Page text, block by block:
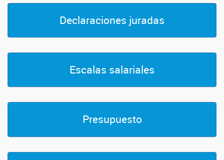
Declaraciones juradas
Escalas salariales
Presupuesto